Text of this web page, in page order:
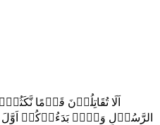
اَلَا تُقَاتِلُوۡنَ قَوۡمًا
الرَّسُوۡلِ وَہُمۡ بَدَءُوۡکُمۡ